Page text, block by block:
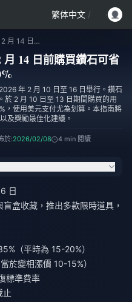
繁体中文 /
BIGO 2026 情人節活動：2 月 14 日前購買鑽石可省 5-20%
14 日前購買鑽石可省
年 2 月 10 日至 16 日舉行。鑽石
2 月 10 日至 13 日期間購買的用
，使用美元支付尤為划算。本指南將
及獎勵最佳化建議。
於:2026/02/08 4 min 閱讀
日
盒收藏，推出多款限時道具，
（平時為 15-20%）
於變相漲價 10-15%）
標準費率
止